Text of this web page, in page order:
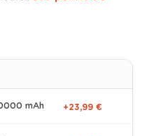
mAh +23,99 €